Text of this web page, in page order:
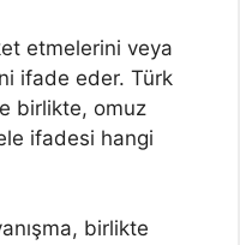
etmelerini veya
ifade eder. Türk
birlikte, omuz
ifadesi hangi
birlikte